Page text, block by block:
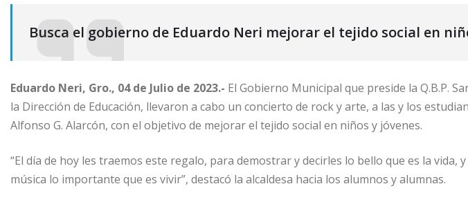
Busca el gobierno de Eduardo Neri mejorar el tejido social en
Eduardo Neri, Gro., 04 de Julio de 2023.- El Gobierno Municipal que preside la Q.B.P.
la Dirección de Educación, llevaron a cabo un concierto de rock y arte, a las y los
Alfonso G. Alarcón, con el objetivo de mejorar el tejido social en niños y jóvenes.
“El día de hoy les traemos este regalo, para demostrar y decirles lo bello que es la vida,
música lo importante que es vivir”, destacó la alcaldesa hacia los alumnos y alumnas.